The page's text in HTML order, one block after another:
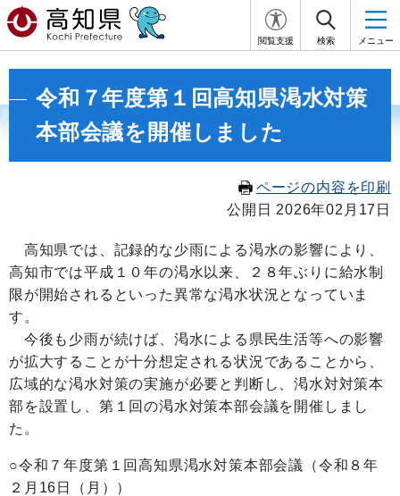
閲覧支援 検索 メニュー
令和７年度第１回高知県渇水対策
本部会議を開催しました
ページの内容を印刷
公開日 2026年02月17日
高知県では、記録的な少雨による渇水の影響により、
高知市では平成１０年の渇水以来、２８年ぶりに給水制
限が開始されるといった異常な渇水状況となっていま
す。
今後も少雨が続けば、渇水による県民生活等への影響
が拡大することが十分想定される状況であることから、
広域的な渇水対策の実施が必要と判断し、渇水対対策本
部を設置し、第１回の渇水対策本部会議を開催しまし
た。
○令和７年度第１回高知県渇水対策本部会議（令和８年
２月16日（月））